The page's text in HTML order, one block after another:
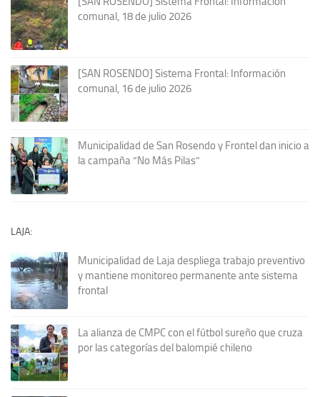
comunal, 18 de julio 2026
[SAN ROSENDO] Sistema Frontal: Información
comunal, 16 de julio 2026
Municipalidad de San Rosendo y Frontel dan inicio a
la campaña “No Más Pilas”
LAJA:
Municipalidad de Laja despliega trabajo preventivo
y mantiene monitoreo permanente ante sistema
frontal
La alianza de CMPC con el fútbol sureño que cruza
por las categorías del balompié chileno